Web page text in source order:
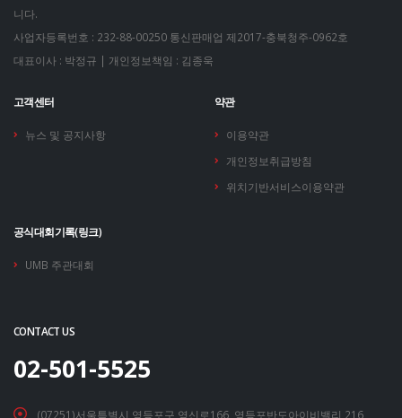
니다.
사업자등록번호 : 232-88-00250 통신판매업 제2017-충북청주-0962호
대표이사 : 박정규 | 개인정보책임 : 김종욱
고객센터
뉴스 및 공지사항
약관
이용약관
개인정보취급방침
위치기반서비스이용약관
공식대회기록(링크)
UMB 주관대회
CONTACT US
02-501-5525
(07251)서울특별시 영등포구 영신로166, 영등포반도아이비밸리 216